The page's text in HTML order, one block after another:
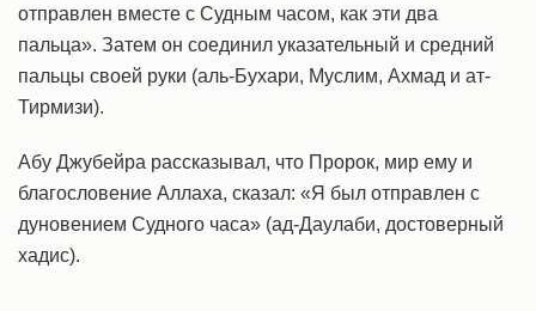
отправлен вместе с Судным часом, как эти два
пальца». Затем он соединил указательный и средний
пальцы своей руки (аль-Бухари, Муслим, Ахмад и ат-
Тирмизи).
Абу Джубейра рассказывал, что Пророк, мир ему и
благословение Аллаха, сказал: «Я был отправлен с
дуновением Судного часа» (ад-Даулаби, достоверный
хадис).